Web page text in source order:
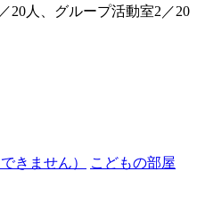
20人、グループ活動室2／20
きません）
こどもの部屋